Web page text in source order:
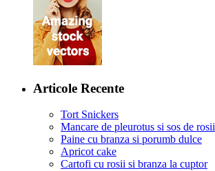
Articole Recente
Tort Snickers
Mancare de pleurotus si sos de rosii
Paine cu branza si porumb dulce
Apricot cake
Cartofi cu rosii si branza la cuptor